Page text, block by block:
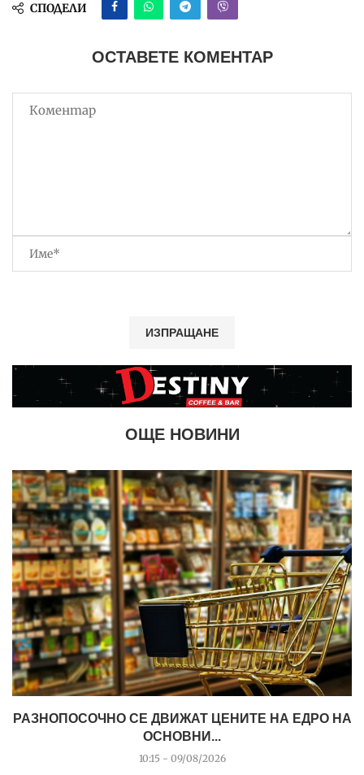
СПОДЕЛИ
ОСТАВЕТЕ КОМЕНТАР
ОЩЕ НОВИНИ
РАЗНОПОСОЧНО СЕ ДВИЖАТ ЦЕНИТЕ НА ЕДРО НА
ОСНОВНИ...
10:15 - 09/08/2026